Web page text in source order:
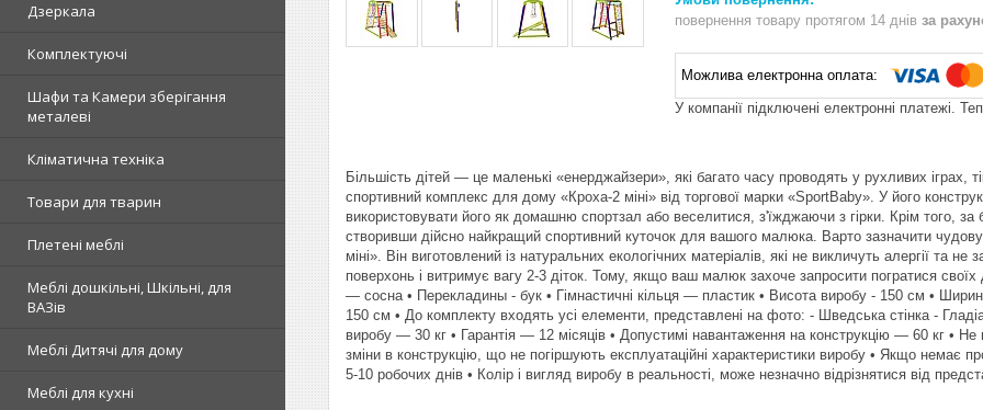
Дзеркала
Комплектуючі
Шафи та Камери зберігання
металеві
Кліматична техніка
Товари для тварин
Плетені меблі
Меблі дошкільні, Шкільні, для
ВАЗів
Меблі Дитячі для дому
Меблі для кухні
повернення товару протягом 14 днів за
У компанії підключені електронні платежі.
Більшість дітей — це маленькі «енерджайзери», які багато часу проводять у рухливих іграх,
спортивний комплекс для дому «Кроха-2 міні» від торгової марки «SportBaby». У його
використовувати його як домашню спортзал або веселитися, з'їжджаючи з гірки. Крім того,
створивши дійсно найкращий спортивний куточок для вашого малюка. Варто зазначити
міні». Він виготовлений із натуральних екологічних матеріалів, які не викличуть алергії та
поверхонь і витримує вагу 2-3 діток. Тому, якщо ваш малюк захоче запросити погратися
— сосна • Перекладины - бук • Гімнастичні кільця — пластик • Висота виробу - 150 см •
150 см • До комплекту входять усі елементи, представлені на фото: - Шведська стінка -
виробу — 30 кг • Гарантія — 12 місяців • Допустимі навантаження на конструкцію — 60 кг •
зміни в конструкцію, що не погіршують експлуатаційні характеристики виробу • Якщо немає
5-10 робочих днів • Колір і вигляд виробу в реальності, може незначно відрізнятися від